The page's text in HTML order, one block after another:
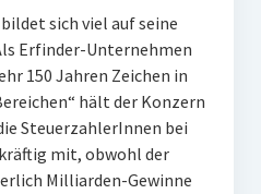
sich viel auf seine
Erfinder-Unternehmen
150 Jahren Zeichen in
hält der Konzern
SteuerzahlerInnen bei
mit, obwohl der
Milliarden-Gewinne